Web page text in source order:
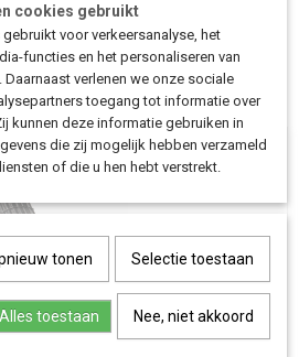
Save
cookies gebruikt
voor verkeersanalyse, het
functies en het personaliseren van
verlenen we onze sociale
toegang tot informatie over
kunnen deze informatie gebruiken in
die zij mogelijk hebben verzameld
of die u hen hebt verstrekt.
tonen Selectie toestaan
Alles toestaan Nee, niet akkoord